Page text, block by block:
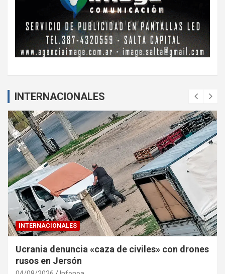
INTERNACIONALES
INTERNACIONALES
Ucrania denuncia «caza de civiles» con drones
rusos en Jersón